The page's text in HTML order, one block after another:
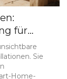
für
Sie
Home-